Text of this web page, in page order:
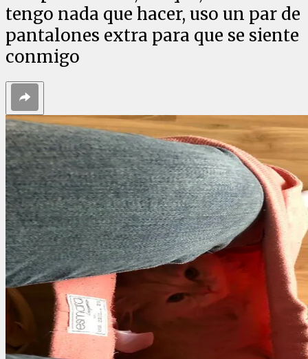
tengo nada que hacer, uso un par de
pantalones extra para que se siente
conmigo